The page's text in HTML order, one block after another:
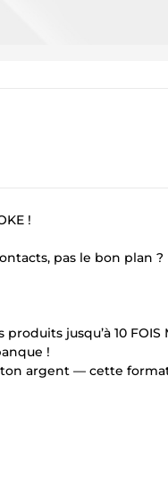
!
pas le bon plan ?
jusqu’à 10 FOIS
!
argent — cette